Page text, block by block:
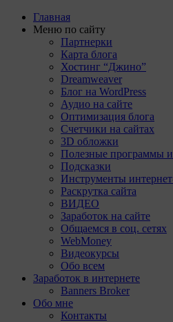
Главная
Меню по сайту
Партнерки
Карта блога
Хостинг “Джино”
Dreamweaver
Блог на WordPress
Аудио на сайте
Оптимизация блога
Счетчики на сайтах
3D обложки
Полезные программы
Подсказки
Инструменты
Раскрутка сайта
ВИДЕО
Заработок на сайте
Общаемся в соц. сетях
WebMoney
Видеокурсы
Обо всем
Заработок в интернете
Banners Broker
Обо мне
Контакты